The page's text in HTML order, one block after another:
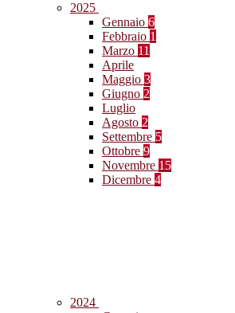
2025
Gennaio 6
Febbraio 1
Marzo 11
Aprile
Maggio 3
Giugno 2
Luglio
Agosto 2
Settembre 5
Ottobre 9
Novembre 15
Dicembre 4
2024